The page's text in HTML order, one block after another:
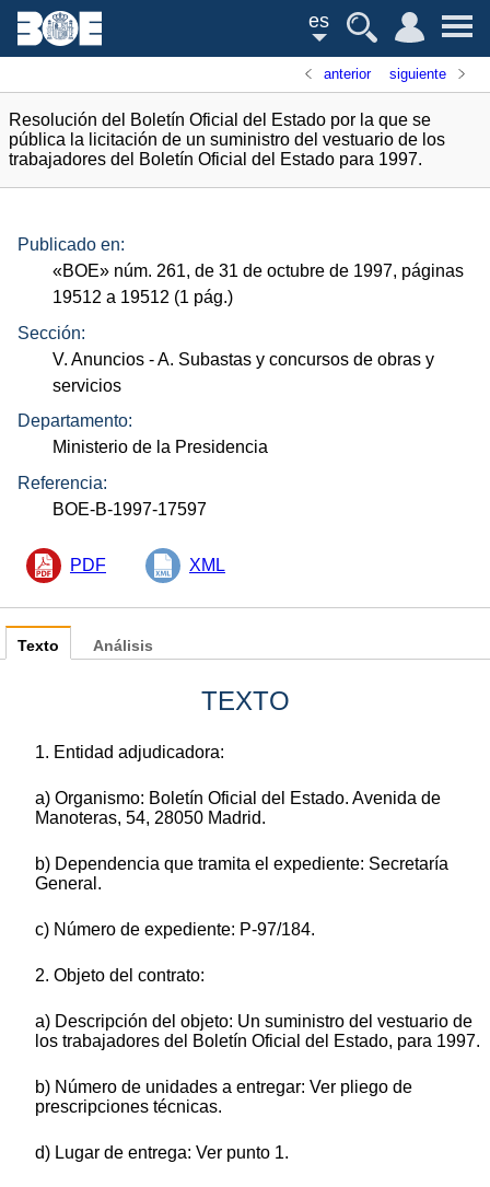
es
anterior siguiente
Resolución del Boletín Oficial del Estado por la que se
pública la licitación de un suministro del vestuario de los
trabajadores del Boletín Oficial del Estado para 1997.
Publicado en:
«BOE» núm. 261, de 31 de octubre de 1997, páginas
19512 a 19512 (1 pág.)
Sección:
V. Anuncios - A. Subastas y concursos de obras y
servicios
Departamento:
Ministerio de la Presidencia
Referencia:
BOE-B-1997-17597
PDF XML
Texto
TEXTO
1. Entidad adjudicadora:
a) Organismo: Boletín Oficial del Estado. Avenida de
Manoteras, 54, 28050 Madrid.
b) Dependencia que tramita el expediente: Secretaría
General.
c) Número de expediente: P-97/184.
2. Objeto del contrato:
a) Descripción del objeto: Un suministro del vestuario de
los trabajadores del Boletín Oficial del Estado, para 1997.
b) Número de unidades a entregar: Ver pliego de
prescripciones técnicas.
d) Lugar de entrega: Ver punto 1.
Análisis